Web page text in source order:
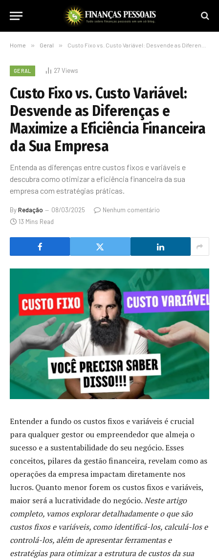
Home » Geral » Custo Fixo vs. Custo Variável: Desvende as Diferenças e Maximize a Eficiência Financeira da Sua Empresa
GERAL 27Views
Custo Fixo vs. Custo Variável:
Desvende as Diferenças e
Maximize a Eficiência Financeira
da Sua Empresa
Entenda as diferenças entre custos fixos e variáveis e
descubra como otimizar a eficiência financeira da sua
empresa com estratégias práticas.
ByRedação 08/03/2025
Nenhum comentário
13 Mins Read
Entender a fundo os custos fixos e variáveis é crucial
para qualquer gestor ou empreendedor que almeja o
sucesso e a sustentabilidade do seu negócio. Esses
conceitos, pilares da gestão financeira, revelam como as
operações da empresa impactam diretamente nos
lucros. Quanto menor forem os custos fixos e variáveis,
maior será a lucratividade do negócio.Neste artigo
completo, vamos explorar detalhadamente o que são
custos fixos e variáveis, como identificá-los, calculá-los e
controlá-los, além de apresentar ferramentas e
estratégias para otimizar a estrutura de custos da sua